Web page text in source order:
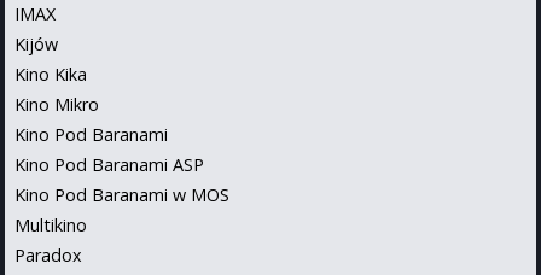
IMAX
Kijów
Kino Kika
Kino Mikro
Kino Pod Baranami
Kino Pod Baranami ASP
Kino Pod Baranami w MOS
Multikino
Paradox